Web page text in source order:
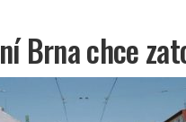
Brna chce